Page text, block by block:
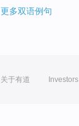
更多双语例句
关于有道 Investors